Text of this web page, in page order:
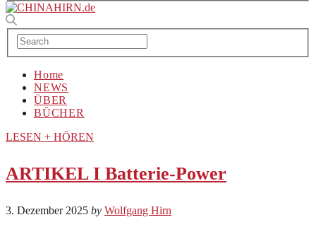
Home
NEWS
ÜBER
BÜCHER
LESEN + HÖREN
ARTIKEL I Batterie-Power
3. Dezember 2025 by Wolfgang Hirn